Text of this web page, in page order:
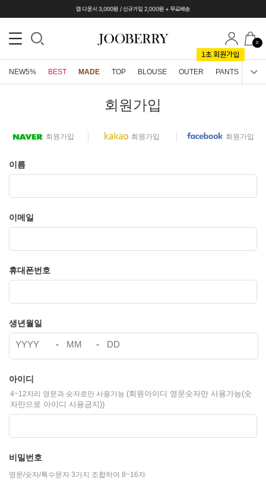
0
NEW5% BEST MADE TOP BLOUSE OUTER PANTS
회원가입
회원가입 회원가입 회원가입
이름
이메일
휴대폰번호
생년월일
아이디
4~12자리 영문과 숫자로만 사용가능 (회원아이디 영문숫자만 사용가능(숫
자만으로 아이디 사용금지))
비밀번호
영문/숫자/특수문자 3가지 조합하여 8~16자